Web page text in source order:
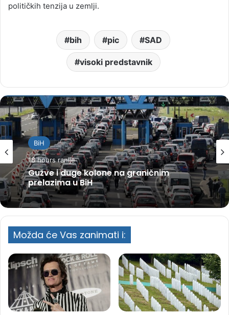
političkih tenzija u zemlji.
bih pic SAD
visoki predstavnik
BiH
18 hours ranije
Gužve i duge kolone na graničnim
prelazima u BiH
Možda će Vas zanimati i: